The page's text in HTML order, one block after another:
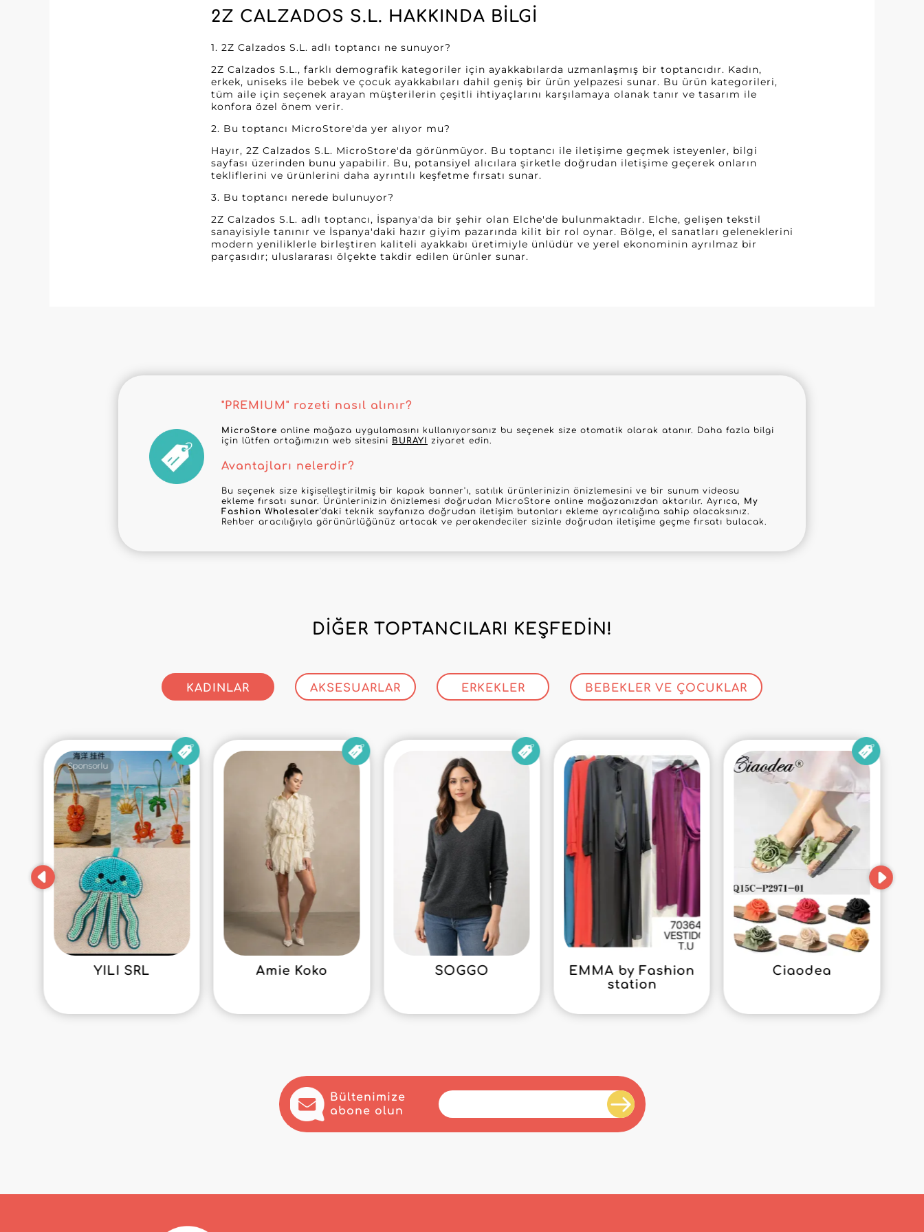
2Z CALZADOS S.L. HAKKINDA BILGI
1. 2Z Calzados S.L. adlı toptancı ne sunuyor?
2Z Calzados S.L., farklı demografik kategoriler için ayakkabılarda uzmanlaşmış bir toptancıdır. Kadın,
erkek, uniseks ile bebek ve çocuk ayakkabıları dahil geniş bir ürün yelpazesi sunar. Bu ürün kategorileri,
tüm aile için seçenek arayan müşterilerin çeşitli ihtiyaçlarını karşılamaya olanak tanır ve tasarım ile
konfora özel önem verir.
2. Bu toptancı MicroStore'da yer alıyor mu?
Hayır, 2Z Calzados S.L. MicroStore'da görünmüyor. Bu toptancı ile iletişime geçmek isteyenler, bilgi
sayfası üzerinden bunu yapabilir. Bu, potansiyel alıcılara şirketle doğrudan iletişime geçerek onların
tekliflerini ve ürünlerini daha ayrıntılı keşfetme fırsatı sunar.
3. Bu toptancı nerede bulunuyor?
2Z Calzados S.L. adlı toptancı, İspanya'da bir şehir olan Elche'de bulunmaktadır. Elche, gelişen tekstil
sanayisiyle tanınır ve İspanya'daki hazır giyim pazarında kilit bir rol oynar. Bölge, el sanatları geleneklerini
modern yeniliklerle birleştiren kaliteli ayakkabı üretimiyle ünlüdür ve yerel ekonominin ayrılmaz bir
parçasıdır; uluslararası ölçekte takdir edilen ürünler sunar.
"PREMIUM" rozeti nasıl alınır?
MicroStore online mağaza uygulamasını kullanıyorsanız bu seçenek size otomatik olarak atanır. Daha fazla bilgi
için lütfen ortağımızın web sitesini BURAYI ziyaret edin.
Avantajları nelerdir?
Bu seçenek size kişiselleştirilmiş bir kapak banner'ı, satılık ürünlerinizin önizlemesini ve bir sunum videosu
ekleme fırsatı sunar. Ürünlerinizin önizlemesi doğrudan MicroStore online mağazanızdan aktarılır. Ayrıca, My
Fashion Wholesaler'daki teknik sayfanıza doğrudan iletişim butonları ekleme ayrıcalığına sahip olacaksınız.
Rehber aracılığıyla görünürlüğünüz artacak ve perakendeciler sizinle doğrudan iletişime geçme fırsatı bulacak.
DIĞER TOPTANCILARI KEŞFEDIN!
KADINLAR AKSESUARLAR ERKEKLER BEBEKLER VE ÇOCUKLAR
Sponsorlu
YILI SRL Amie Koko SOGGO
EMMA by Fashion
station
Ciaodea
Bültenimize
abone olun